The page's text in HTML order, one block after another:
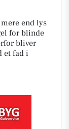
end lys
for blinde
bliver
et fad i